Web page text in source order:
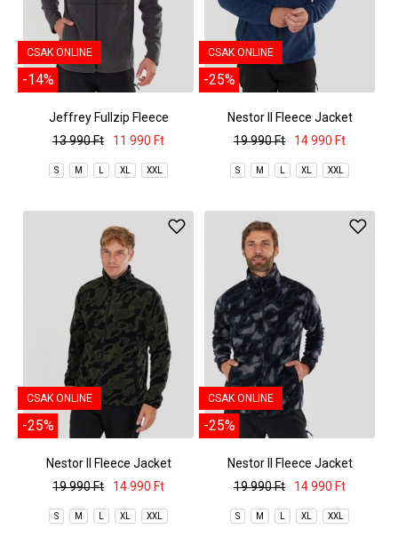
CSAK ONLINE
-14%
Jeffrey Fullzip Fleece
13 990 Ft
11 990 Ft
S M L XL XXL
CSAK ONLINE
-25%
Nestor II Fleece Jacket
19 990 Ft
14 990 Ft
S M L XL XXL
CSAK ONLINE
-25%
Nestor II Fleece Jacket
19 990 Ft
14 990 Ft
S M L XL XXL
CSAK ONLINE
-25%
Nestor II Fleece Jacket
19 990 Ft
14 990 Ft
S M L XL XXL